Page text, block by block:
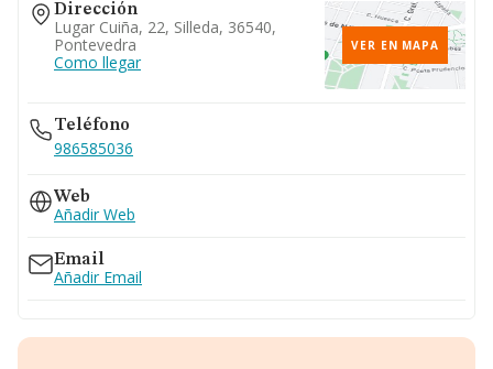
Dirección
Lugar Cuiña, 22, Silleda, 36540,
Pontevedra
Como llegar
VER EN MAPA
Teléfono
986585036
Web
Añadir Web
Email
Añadir Email